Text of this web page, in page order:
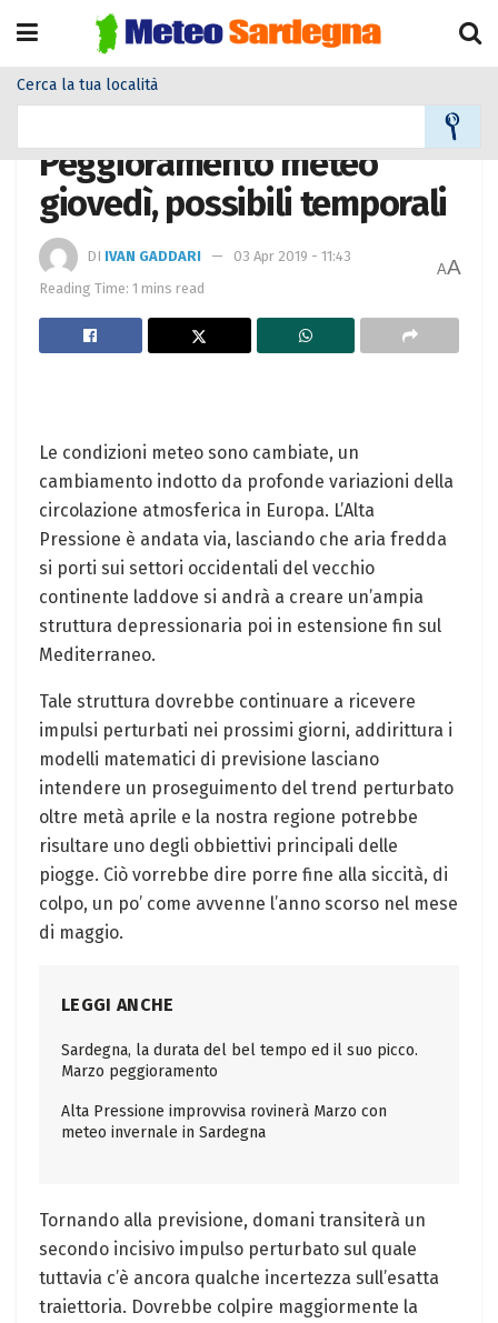
Cerca la tua località
Peggioramento meteo
giovedì, possibili temporali
DI IVAN GADDARI
03 Apr 2019 - 11:43
Reading Time: 1 mins read
AA
Le condizioni meteo sono cambiate, un
cambiamento indotto da profonde variazioni della
circolazione atmosferica in Europa. L’Alta
Pressione è andata via, lasciando che aria fredda
si porti sui settori occidentali del vecchio
continente laddove si andrà a creare un’ampia
struttura depressionaria poi in estensione fin sul
Mediterraneo.
Tale struttura dovrebbe continuare a ricevere
impulsi perturbati nei prossimi giorni, addirittura i
modelli matematici di previsione lasciano
intendere un proseguimento del trend perturbato
oltre metà aprile e la nostra regione potrebbe
risultare uno degli obbiettivi principali delle
piogge. Ciò vorrebbe dire porre fine alla siccità, di
colpo, un po’ come avvenne l’anno scorso nel mese
di maggio.
LEGGI ANCHE
Sardegna, la durata del bel tempo ed il suo picco.
Marzo peggioramento
Alta Pressione improvvisa rovinerà Marzo con
meteo invernale in Sardegna
Tornando alla previsione, domani transiterà un
secondo incisivo impulso perturbato sul quale
tuttavia c’è ancora qualche incertezza sull’esatta
traiettoria. Dovrebbe colpire maggiormente la